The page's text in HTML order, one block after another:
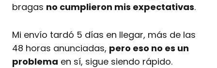
bragas no cumplieron mis expectativas.
Mi envío tardó 5 días en llegar, más de las
48 horas anunciadas, pero eso no es un
problema en sí, sigue siendo rápido.